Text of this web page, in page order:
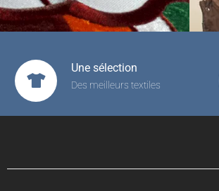
Une sélection
Des meilleurs textiles